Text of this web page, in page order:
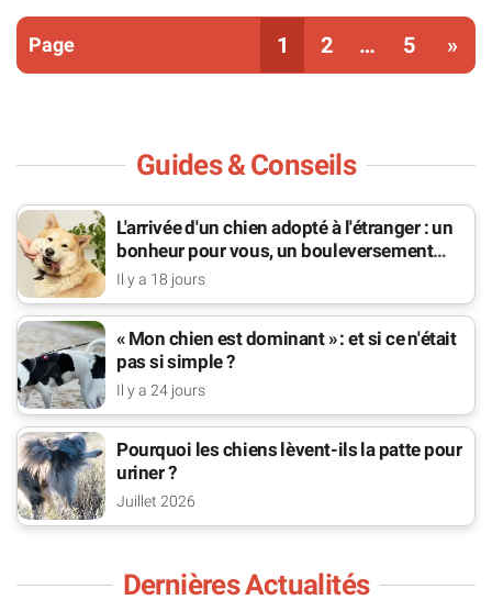
Vous êtes sur la page
1 2 … 5 »
Guides & Conseils
L'arrivée d'un chien adopté à l'étranger : un
bonheur pour vous, un bouleversement
pour lui
Il y a 18 jours
« Mon chien est dominant » : et si ce n'était
pas si simple ?
Il y a 24 jours
Pourquoi les chiens lèvent-ils la patte pour
uriner ?
Juillet 2026
Dernières Actualités